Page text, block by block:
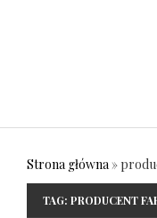
Strona główna»
TAG: PRODUCENT